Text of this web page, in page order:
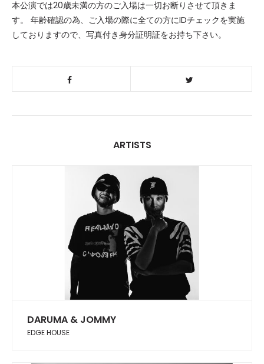
本公演では20歳未満の方のご入場は一切お断りさせて頂きま
す。 年齢確認の為、ご入場の際に全ての方にIDチェックを実施
しておりますので、写真付き身分証明証をお持ち下さい。
ARTISTS
DARUMA & JOMMY
EDGE HOUSE